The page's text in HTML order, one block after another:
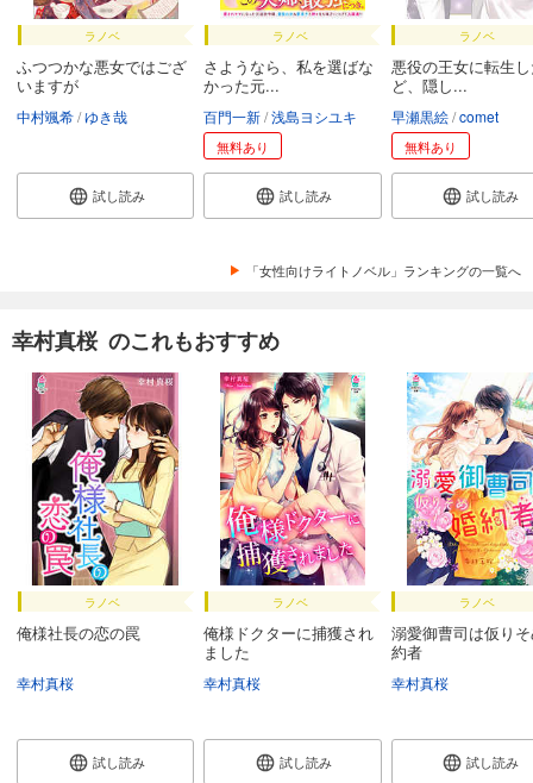
ラノベ
ふつつかな悪女ではござ
いますが
中村颯希 ゆき哉
試し読み
ラノベ
さようなら、私を選ばな
かった元...
百門一新 浅島ヨシユキ
無料あり
試し読み
ラノベ
悪役の王女に転生
ど、隠し...
早瀬黒絵 comet
無料あり
試し読み
「女性向けライトノベル」ランキングの一覧へ
幸村真桜 のこれもおすすめ
ラノベ
俺様社長の恋の罠
幸村真桜
試し読み
ラノベ
俺様ドクターに捕獲され
ました
幸村真桜
試し読み
ラノベ
溺愛御曹司は仮り
約者
幸村真桜
試し読み